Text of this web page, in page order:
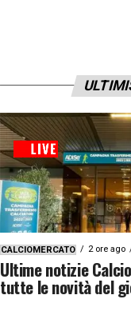
CALCIOMERCATO 2 ore ago
Ultime notizie
tutte le novità del